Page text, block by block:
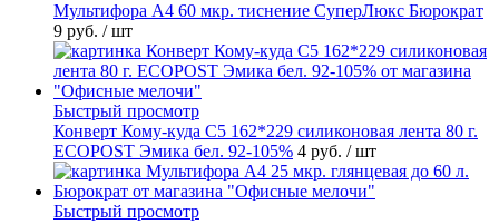
Мультифора А4 60 мкр. тиснение СуперЛюкс Бюрократ
9 руб. / шт
Быстрый просмотр
Конверт Кому-куда С5 162*229 силиконовая лента 80 г.
ECOPOST Эмика бел. 92-105% 4 руб. / шт
Быстрый просмотр